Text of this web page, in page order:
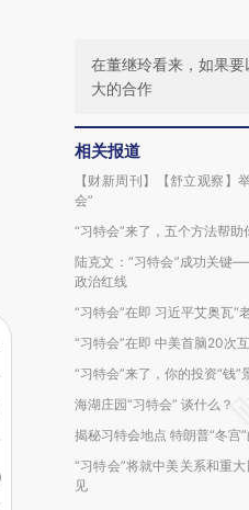
在董继玲看来，如果
大的合作
相关报道
【财新周刊】【舒立观察】
会”
“习特会”来了，五个方法帮助
陆克文：“习特会”成功关键
政治红线
“习特会”在即 习近平艾奥瓦“
“习特会”在即 中美首脑20次
“习特会”来了，你的投资“钱”
海湖庄园“习特会” 谈什么？
揭秘习特会地点 特朗普“冬宫
“习特会”将就中美关系和重
见